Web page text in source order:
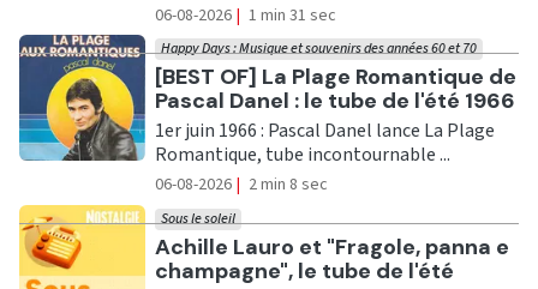
06-08-2026 | 1 min 31 sec
Ecouter
[BEST OF] La Plage Romantique de
Pascal Danel : le tube de l'été 1966
Happy Days : Musique et souvenirs des années 60 et 70
1er juin 1966 : Pascal Danel lance La Plage
Romantique, tube incontournable ...
06-08-2026 | 2 min 8 sec
Ecouter
Achille Lauro et "Fragole, panna e
champagne", le tube de l'été
Sous le soleil